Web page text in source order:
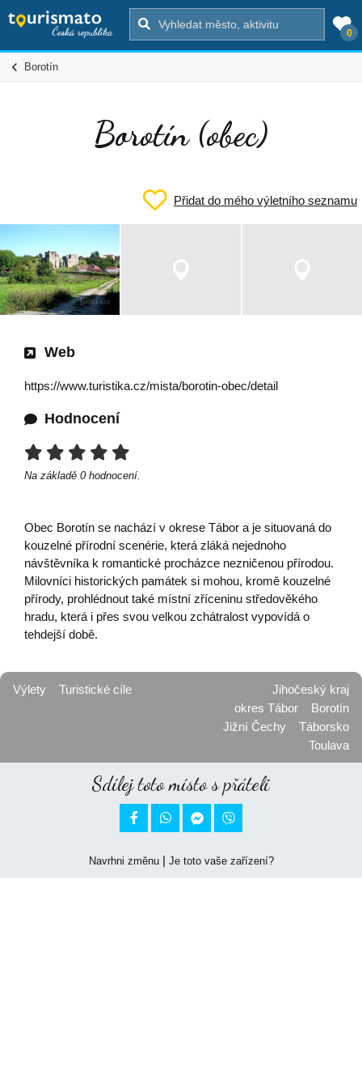
0
Borotín
Borotín (obec)
Přidat do mého výletního seznamu
Web
https://www.turistika.cz/mista/borotin-obec/detail
Hodnocení
Na základě 0 hodnocení.
Obec Borotín se nachází v okrese Tábor a je situovaná do
kouzelné přírodní scenérie, která zláká nejednoho
návštěvníka k romantické procházce nezničenou přírodou.
Milovníci historických památek si mohou, kromě kouzelné
přírody, prohlédnout také místní zříceninu středověkého
hradu, která i přes svou velkou zchátralost vypovídá o
tehdejší době.
Výlety Turistické cíle
Jihočeský kraj
okres Tábor
Borotín
Jižní Čechy
Táborsko
Toulava
Sdílej toto místo s přáteli
 
Navrhni změnu| Je toto vaše zařízení?